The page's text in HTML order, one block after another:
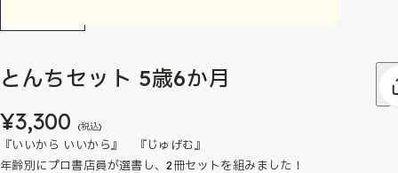
とんちセット 5歳6か月
¥3,300 (税込)
『いいから いいから』 『じゅげむ』
年齢別にプロ書店員が選書し、2冊セットを組みました！